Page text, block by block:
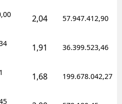
2,04 57.947.412,90
1,91 36.399.523,46
1,68 199.678.042,27